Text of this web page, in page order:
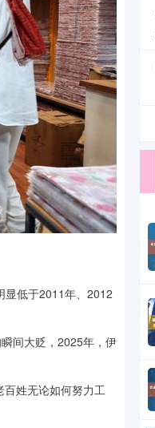
显低于2011年、2012
间大贬，2025年，伊
姓无论如何努力工